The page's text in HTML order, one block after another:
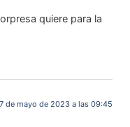
quiere para la
de mayo de 2023 a las 09:45